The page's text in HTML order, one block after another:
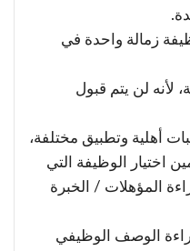
زمالة واحدة في
لأنه لن يتم قبول
أهلية وتطبيق مختلفة،
اختيار الوظيفة التي
المؤهلات / الخبرة
الوصف الوظيفي